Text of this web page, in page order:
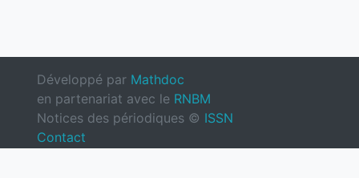
Développé par Mathdoc
en partenariat avec le RNBM
Notices des périodiques © ISSN
Contact